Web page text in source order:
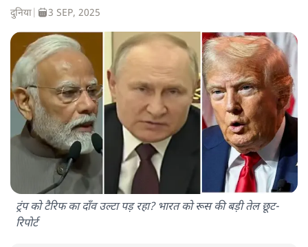
दुनिया 3 SEP, 2025
ट्रंप को टैरिफ का दाँव उल्टा पड़ रहा? भारत को रूस की बड़ी तेल छूट-
रिपोर्ट